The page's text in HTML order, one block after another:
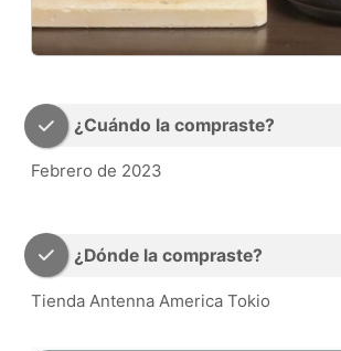
¿Cuándo la compraste?
Febrero de 2023
¿Dónde la compraste?
Tienda Antenna America Tokio